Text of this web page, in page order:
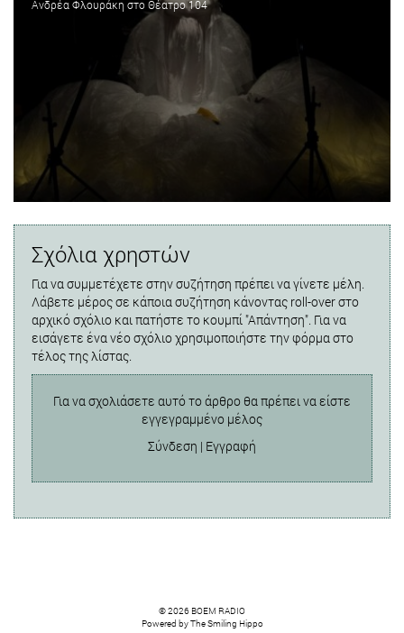
Ανδρέα Φλουράκη στο Θέατρο 104
Σχόλια χρηστών
Για να συμμετέχετε στην συζήτηση πρέπει να γίνετε μέλη.
Λάβετε μέρος σε κάποια συζήτηση κάνοντας roll-over στο
αρχικό σχόλιο και πατήστε το κουμπί "Απάντηση". Για να
εισάγετε ένα νέο σχόλιο χρησιμοποιήστε την φόρμα στο
τέλος της λίστας.
Για να σχολιάσετε αυτό το άρθρο θα πρέπει να είστε
εγγεγραμμένο μέλος
Σύνδεση | Εγγραφή
© 2026 BOEM RADIO
Powered byThe Smiling Hippo